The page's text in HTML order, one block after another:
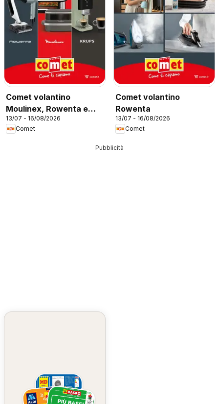
Comet volantino
Moulinex, Rowenta e
Krups
13/07 - 16/08/2026
Comet
Comet volantino
Rowenta
13/07 - 16/08/2026
Comet
Pubblicità